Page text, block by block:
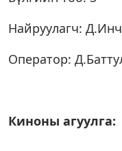
Найруулагч:
Оператор:
Киноны агуулга: